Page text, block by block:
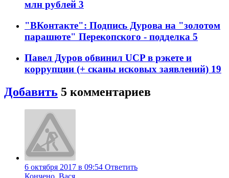
млн рублей 3
"ВКонтакте": Подпись Дурова на "золотом
парашюте" Перекопского - подделка 5
Павел Дуров обвинил UCP в рэкете и
коррупции (+ сканы исковых заявлений) 19
Добавить 5 комментариев
6 октября 2017 в 09:54 Ответить
Кончено, Вася